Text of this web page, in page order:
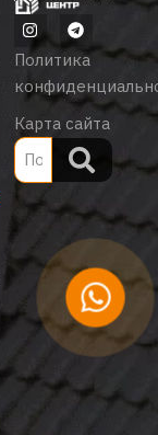
Политика
Карта сайта